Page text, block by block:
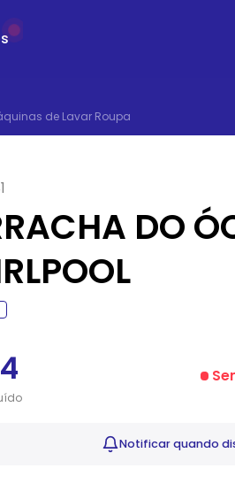
de Lavar Roupa
DO
Notificarquando